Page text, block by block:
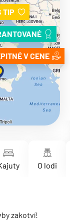
TIP
V CENE
O lodi
zakotví!